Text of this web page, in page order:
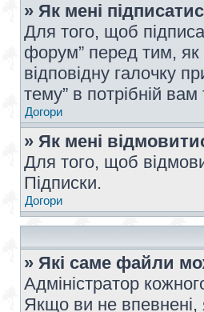
» Як мені
Для того, щоб
форум” перед тим, як
відповідну галочку
тему” в потрібній вам
Догори
» Як мені
Для того, щоб
Підписки.
Догори
» Які саме файли
Адміністратор
Якщо ви не впевнені,